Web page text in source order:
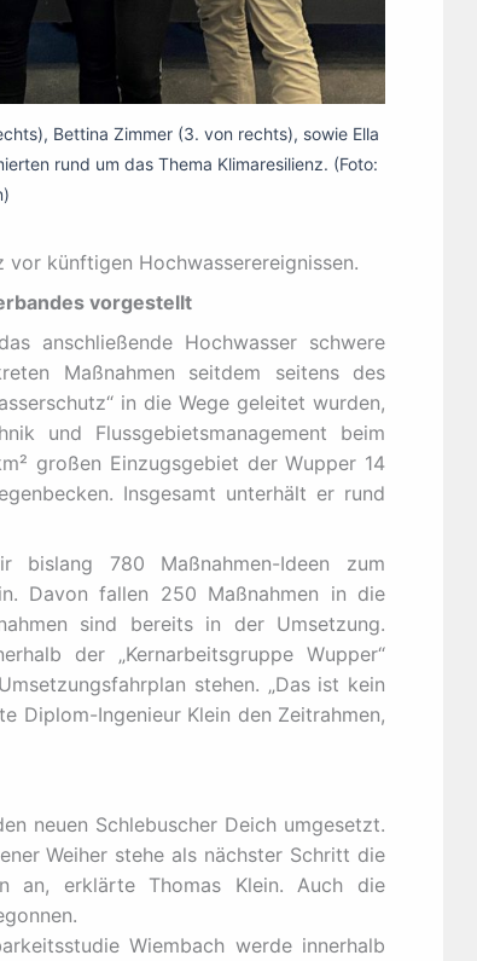
Bettina Zimmer (3. von rechts), sowie Ella
rund um das Thema Klimaresilienz. (Foto:
künftigen Hochwasserereignissen.
vorgestellt
anschließende Hochwasser schwere
Maßnahmen seitdem seitens des
in die Wege geleitet wurden,
und Flussgebietsmanagement beim
großen Einzugsgebiet der Wupper 14
Insgesamt unterhält er rund
bislang 780 Maßnahmen-Ideen zum
Davon fallen 250 Maßnahmen in die
sind bereits in der Umsetzung.
der „Kernarbeitsgruppe Wupper“
stehen. „Das ist kein
Diplom-Ingenieur Klein den Zeitrahmen,
neuen Schlebuscher Deich umgesetzt.
Weiher stehe als nächster Schritt die
an, erklärte Thomas Klein. Auch die
Wiembach werde innerhalb